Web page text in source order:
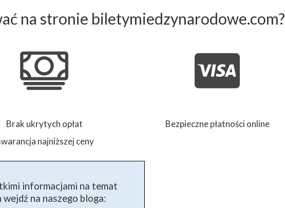
Bezpieczne płatności online
Brak ukrytych opłat
najniższej ceny
na stronie biletymiedzynarodowe.com?
informacjami na temat
na naszego bloga: